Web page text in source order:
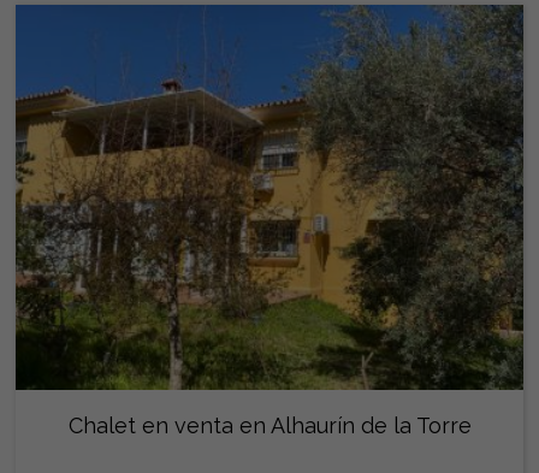
Chalet en venta en Alhaurín de la Torre